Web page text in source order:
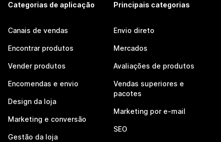
Categorias de aplicação
Canais de vendas
Encontrar produtos
Vender produtos
Encomendas e envio
Design da loja
Marketing e conversão
Gestão da loja
Principais categorias
Envio direto
Mercados
Avaliações de produtos
Vendas superiores e
pacotes
Marketing por e-mail
SEO